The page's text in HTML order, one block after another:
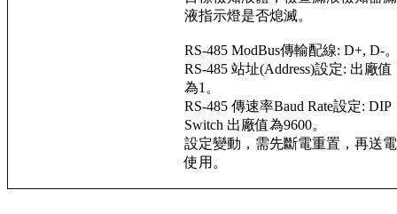
液指示燈是否熄滅。
RS-485 ModBus傳輸配線: D+, D-
RS-485 站址(Address)設定: 出廠值
為1。
RS-485 傳速率Baud Rate設定: DIP
Switch 出廠值為9600。
設定變動，需先斷電重置，再送電
使用。